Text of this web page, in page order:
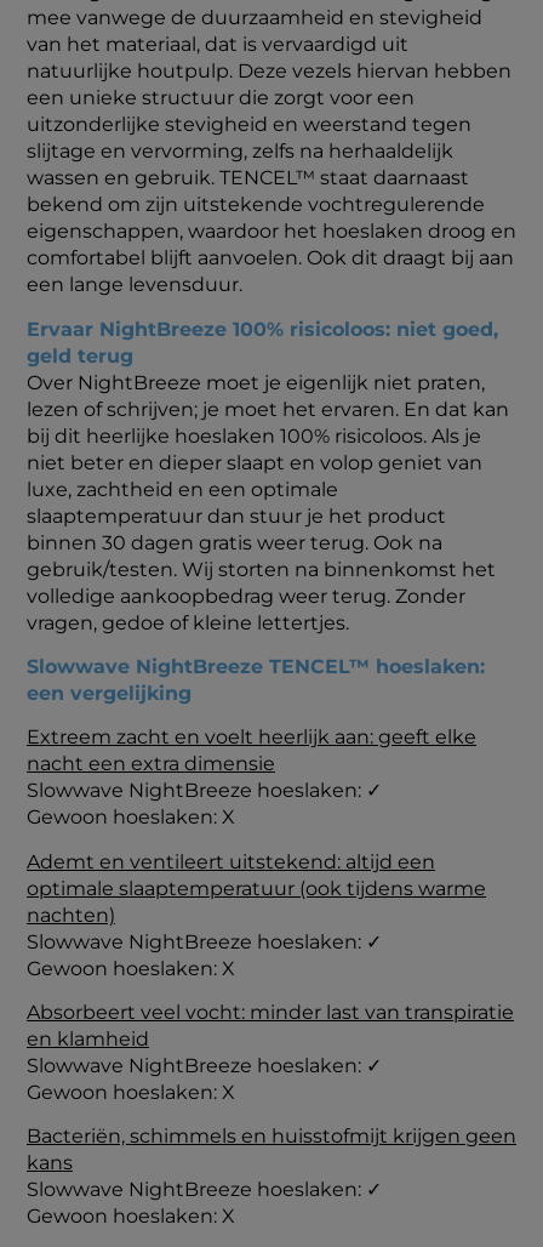
mee vanwege de duurzaamheid en stevigheid
van het materiaal, dat is vervaardigd uit
natuurlijke houtpulp. Deze vezels hiervan hebben
een unieke structuur die zorgt voor een
uitzonderlijke stevigheid en weerstand tegen
slijtage en vervorming, zelfs na herhaaldelijk
wassen en gebruik. TENCEL™ staat daarnaast
bekend om zijn uitstekende vochtregulerende
eigenschappen, waardoor het hoeslaken droog en
comfortabel blijft aanvoelen. Ook dit draagt bij aan
een lange levensduur.
Ervaar NightBreeze 100% risicoloos: niet goed,
geld terug
Over NightBreeze moet je eigenlijk niet praten,
lezen of schrijven; je moet het ervaren. En dat kan
bij dit heerlijke hoeslaken 100% risicoloos. Als je
niet beter en dieper slaapt en volop geniet van
luxe, zachtheid en een optimale
slaaptemperatuur dan stuur je het product
binnen 30 dagen gratis weer terug. Ook na
gebruik/testen. Wij storten na binnenkomst het
volledige aankoopbedrag weer terug. Zonder
vragen, gedoe of kleine lettertjes.
Slowwave NightBreeze TENCEL™ hoeslaken:
een vergelijking
Extreem zacht en voelt heerlijk aan: geeft elke
nacht een extra dimensie
Slowwave NightBreeze hoeslaken: ✓
Gewoon hoeslaken: X
Ademt en ventileert uitstekend: altijd een
optimale slaaptemperatuur (ook tijdens warme
nachten)
Slowwave NightBreeze hoeslaken: ✓
Gewoon hoeslaken: X
Absorbeert veel vocht: minder last van transpiratie
en klamheid
Slowwave NightBreeze hoeslaken: ✓
Gewoon hoeslaken: X
Bacteriën, schimmels en huisstofmijt krijgen geen
kans
Slowwave NightBreeze hoeslaken: ✓
Gewoon hoeslaken: X